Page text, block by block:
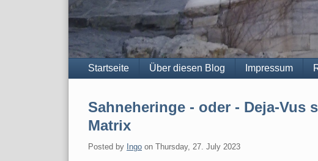
Navigation
Startseite Über diesen Blog Impressum
Sahneheringe - oder - Deja-Vus
Matrix
Posted by Ingo on Thursday, 27. July 2023